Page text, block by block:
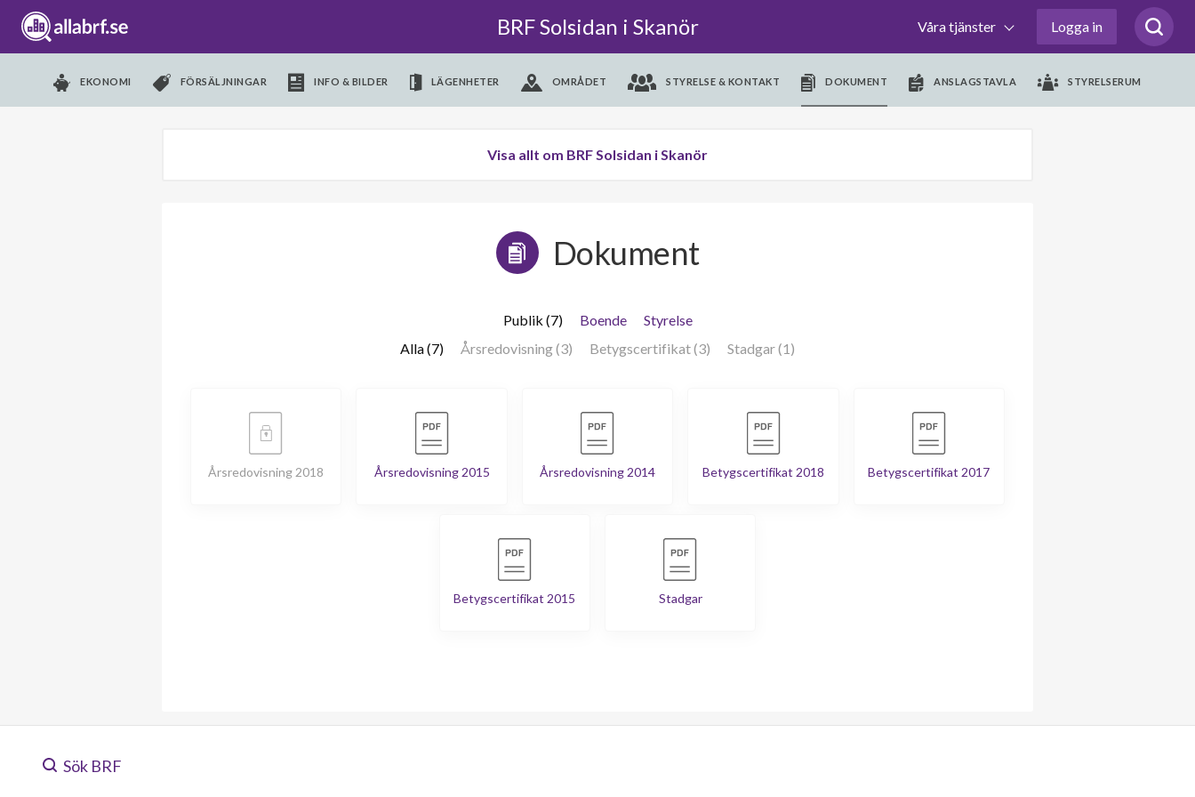
BRF Solsidan i Skanör Våra tjänster Logga in
EKONOMI FÖRSÄLJNINGAR INFO & BILDER LÄGENHETER OMRÅDET STYRELSE & KONTAKT DOKUMENT ANSLAGSTAVLA STYRELSERUM
Visa allt om BRF Solsidan i Skanör
Dokument
Publik (7) Boende
Styrelse
Alla (7)
Årsredovisning (3) Betygscertifikat (3) Stadgar (1)
Årsredovisning 2018 Årsredovisning 2015 Årsredovisning 2014 Betygscertifikat 2018 Betygscertifikat 2017
Betygscertifikat 2015 Stadgar
Sök BRF